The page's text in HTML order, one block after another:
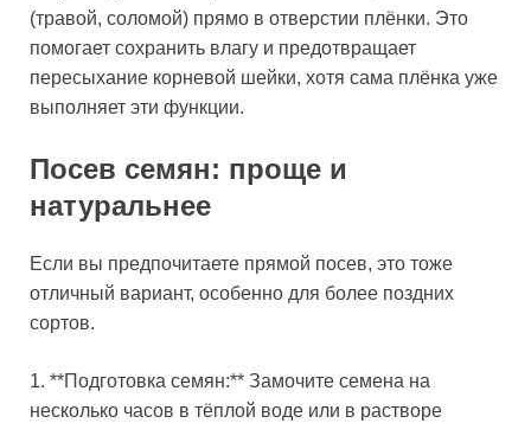
(травой, соломой) прямо в отверстии плёнки. Это
помогает сохранить влагу и предотвращает
пересыхание корневой шейки, хотя сама плёнка уже
выполняет эти функции.
Посев семян: проще и
натуральнее
Если вы предпочитаете прямой посев, это тоже
отличный вариант, особенно для более поздних
сортов.
1. **Подготовка семян:** Замочите семена на
несколько часов в тёплой воде или в растворе